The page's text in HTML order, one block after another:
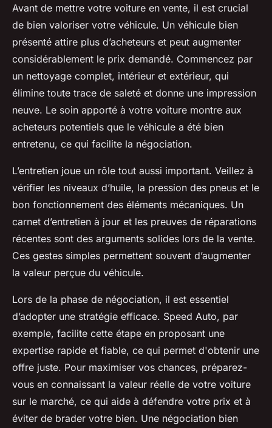
Avant de mettre votre voiture en vente, il est crucial
de bien valoriser votre véhicule. Un véhicule bien
présenté attire plus d’acheteurs et peut augmenter
considérablement le prix demandé. Commencez par
un nettoyage complet, intérieur et extérieur, qui
élimine toute trace de saleté et donne une impression
neuve. Le soin apporté à votre voiture montre aux
acheteurs potentiels que le véhicule a été bien
entretenu, ce qui facilite la négociation.
L’entretien joue un rôle tout aussi important. Veillez à
vérifier les niveaux d’huile, la pression des pneus et le
bon fonctionnement des éléments mécaniques. Un
carnet d’entretien à jour et les preuves de réparations
récentes sont des arguments solides lors de la vente.
Ces gestes simples permettent souvent d’augmenter
la valeur perçue du véhicule.
Lors de la phase de négociation, il est essentiel
d’adopter une stratégie efficace. Speed Auto, par
exemple, facilite cette étape en proposant une
expertise rapide et fiable, ce qui permet d'obtenir une
offre juste. Pour maximiser vos chances, préparez-
vous en connaissant la valeur réelle de votre voiture
sur le marché, ce qui aide à défendre votre prix et à
éviter de brader votre bien. Une négociation bien